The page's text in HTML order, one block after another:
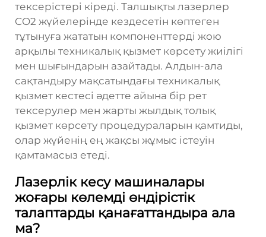
тексерістері кіреді. Талшықты лазерлер
CO2 жүйелерінде кездесетін көптеген
тұтынуға жататын компоненттерді жою
арқылы техникалық қызмет көрсету жиілігі
мен шығындарын азайтады. Алдын-ала
сақтандыру мақсатындағы техникалық
қызмет кестесі әдетте айына бір рет
тексерулер мен жарты жылдық толық
қызмет көрсету процедураларын қамтиды,
олар жүйенің ең жақсы жұмыс істеуін
қамтамасыз етеді.
Лазерлік кесу машиналары
жоғары көлемді өндірістік
талаптарды қанағаттандыра ала
ма?